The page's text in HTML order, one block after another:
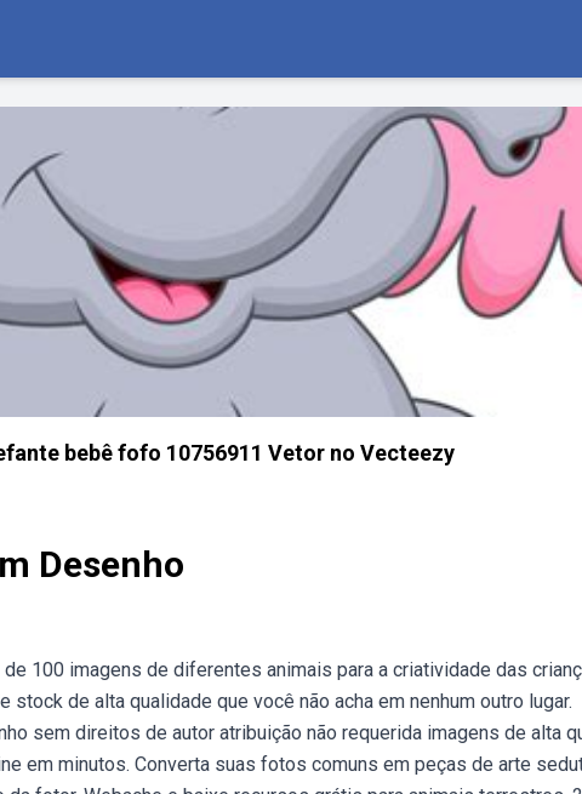
bebê fofo 10756911 Vetor no Vecteezy
Desenho
100 imagens de diferentes animais para a criatividade das
de alta qualidade que você não acha em nenhum outro lugar.
sem direitos de autor atribuição não requerida imagens de alta
em minutos. Converta suas fotos comuns em peças de arte